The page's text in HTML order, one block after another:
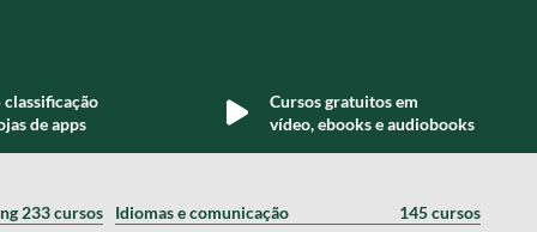
classificação
de apps
Cursos gratuitos em
vídeo, ebooks e audiobooks
233 cursos Idiomas e comunicação 145 cursos